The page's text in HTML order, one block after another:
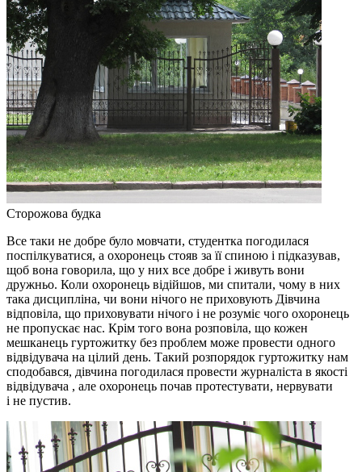
Сторожова будка
Все таки не добре було мовчати, студентка погодилася
поспілкуватися, а охоронець стояв за її спиною і підказував,
щоб вона говорила, що у них все добре і живуть вони
дружньо. Коли охоронець відійшов, ми спитали, чому в них
така дисципліна, чи вони нічого не приховують Дівчина
відповіла, що приховувати нічого і не розуміє чого охоронець
не пропускає нас. Крім того вона розповіла, що кожен
мешканець гуртожитку без проблем може провести одного
відвідувача на цілий день. Такий розпорядок гуртожитку нам
сподобався, дівчина погодилася провести журналіста в якості
відвідувача , але охоронець почав протестувати, нервувати
і не пустив.